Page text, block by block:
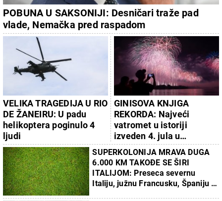
POBUNA U SAKSONIJI: Desničari traže pad
vlade, Nemačka pred raspadom
VELIKA TRAGEDIJA U RIO
DE ŽANEIRU: U padu
helikoptera poginulo 4
ljudi
GINISOVA KNJIGA
REKORDA: Najveći
vatromet u istoriji
izveden 4. jula u
Vašingtonu
SUPERKOLONIJA MRAVA DUGA
6.000 KM TAKOĐE SE ŠIRI
ITALIJOM: Preseca severnu
Italiju, južnu Francusku, Španiju i